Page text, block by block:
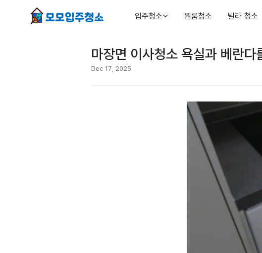
입주청소 원룸청소 빌라 청소
마장면 이사청소 욕실과 베란
Dec 17, 2025